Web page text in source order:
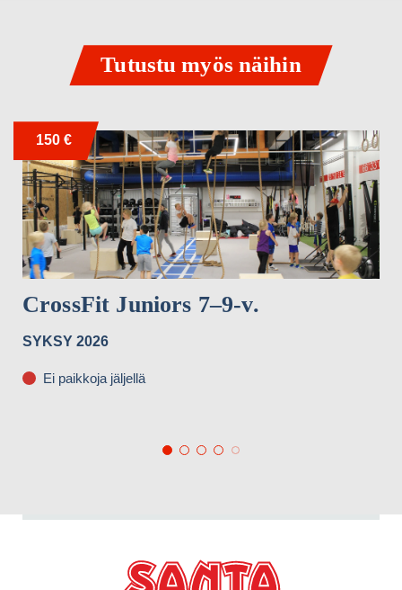
Tutustu myös näihin
150 €
CrossFit Juniors 7–9-v.
SYKSY 2026
Ei paikkoja jäljellä